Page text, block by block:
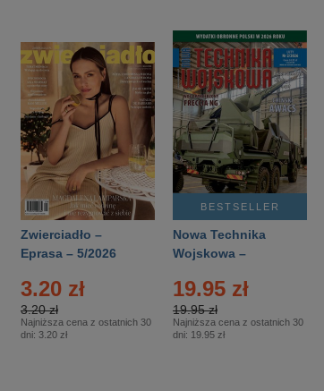
Zwierciadło –
Eprasa – 5/2026
3.20 zł
3.20 zł
Najniższa cena z ostatnich 30
dni: 3.20 zł
BESTSELLER
Nowa Technika
Wojskowa –
19.95 zł
19.95 zł
Najniższa cena z ostatnich 30
dni: 19.95 zł